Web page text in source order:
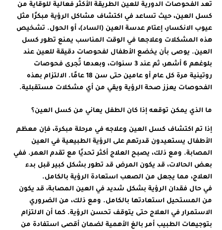
تعد الفحوصات الدورية للعين الطريقة الأكثر فعالية للوقاية من
كسل العين، حيث تساعد في اكتشاف مشاكل الرؤية مبكرًا مثل
عيوب الانكسار، إعتام عدسة العين (الساد)، أو الحول. تشخيص
هذه المشكلات وعلاجها في الوقت المناسب يمنع تطور كسل
العين. يوصى بأن يخضع الأطفال لفحوصات دقيقة للعين عند
بلوغهم 6 أشهر، ثم عند 3 سنوات، وبعدها تُجرى فحوصات
روتينية مرة كل عام أو عامين حتى سن 18 عامًا. الالتزام بهذه
الفحوصات يعزز صحة الرؤية ويقي من أي مشكلات مستقبلية.
ما الذي يمكن توقعه إذا كان الطفل يعاني من كسل العين؟
إذا تم اكتشاف كسل العين وعلاجه في مرحلة مبكرة، فإن معظم
الأطفال يستعيدون قدرتهم على الرؤية الطبيعية في العين
المصابة. ومع ذلك، يصبح العلاج أكثر تحديًا مع تقدم العمر. ففي
بعض الحالات، قد يكون المرض قد تطور بشكل كبير قبل بدء
العلاج، مما يجعل من الصعب استعادة الرؤية بالكامل.
في حال فقدان الرؤية بشكل شديد في العين المصابة، قد يكون
من المستحيل استعادتها بالكامل. ومع ذلك، من الضروري
الاستمرار في العلاج حتى يتوقف تحسن الرؤية. كما أن الالتزام
بتوجيهات الطبيب أمر بالغ الأهمية لضمان أقصى استفادة من